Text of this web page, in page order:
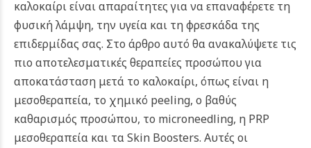
καλοκαίρι είναι απαραίτητες για να επαναφέρετε τη
φυσική λάμψη, την υγεία και τη φρεσκάδα της
επιδερμίδας σας. Στο άρθρο αυτό θα ανακαλύψετε τις
πιο αποτελεσματικές θεραπείες προσώπου για
αποκατάσταση μετά το καλοκαίρι, όπως είναι η
μεσοθεραπεία, το χημικό peeling, ο βαθύς
καθαρισμός προσώπου, το microneedling, η PRP
μεσοθεραπεία και τα Skin Boosters. Αυτές οι